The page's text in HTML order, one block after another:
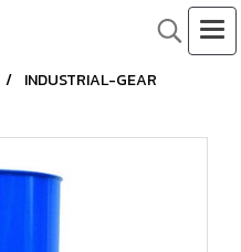
INDUSTRIAL-GEAR